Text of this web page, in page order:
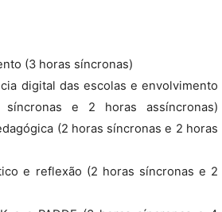
(3 horas síncronas)
digital das escolas e envolvimento
e 2 horas assíncronas)
(2 horas síncronas e 2 horas
e reflexão (2 horas síncronas e 2